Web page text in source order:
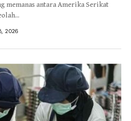
memanas antara Amerika Serikat
2026